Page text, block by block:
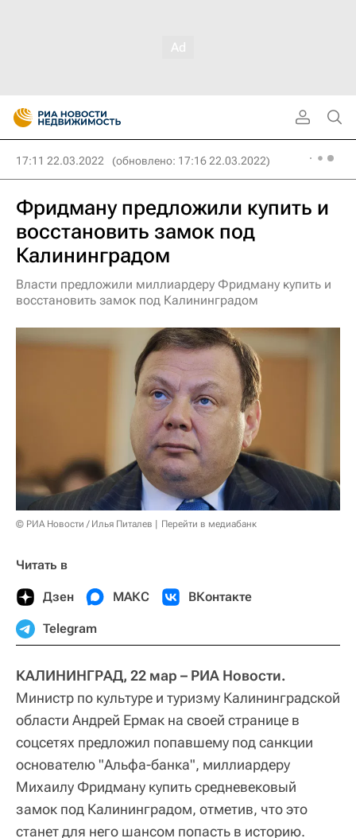
17:11 22.03.2022 (обновлено: 17:16 22.03.2022)
Фридману предложили купить и
восстановить замок под
Калининградом
Власти предложили миллиардеру Фридману купить и
восстановить замок под Калининградом
© РИА Новости / Илья Питалев Перейти в медиабанк
Читать в
Дзен МАКС ВКонтакте
Telegram
КАЛИНИНГРАД, 22 мар – РИА Новости.
Министр по культуре и туризму Калининградской
области Андрей Ермак на своей странице в
соцсетях предложил попавшему под санкции
основателю "Альфа-банка", миллиардеру
Михаилу Фридману купить средневековый
замок под Калининградом, отметив, что это
станет для него шансом попасть в историю.